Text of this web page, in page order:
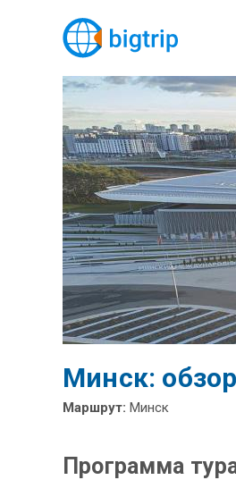
Минск:
Маршрут: Минск
Программа